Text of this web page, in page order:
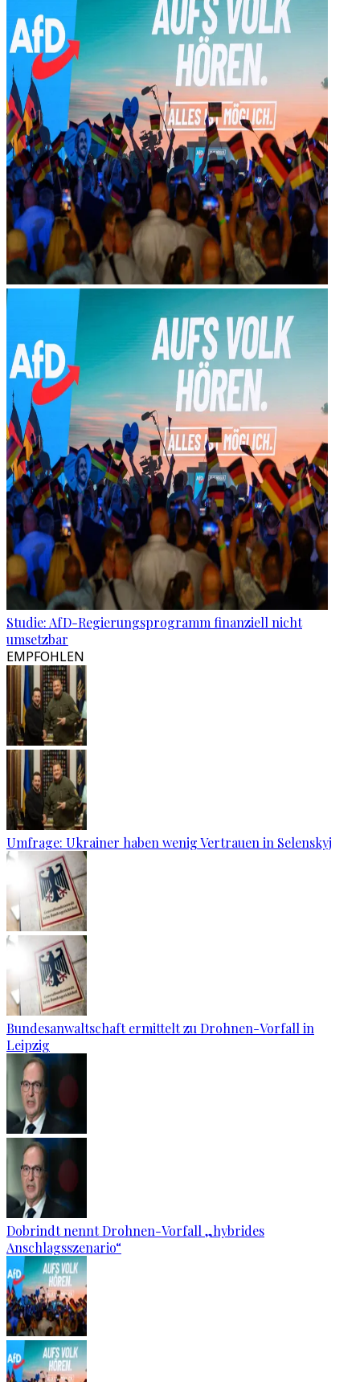
Studie: AfD-Regierungsprogramm finanziell nicht
umsetzbar
EMPFOHLEN
Umfrage: Ukrainer haben wenig Vertrauen in Selenskyj
Bundesanwaltschaft ermittelt zu Drohnen-Vorfall in
Leipzig
Dobrindt nennt Drohnen-Vorfall „hybrides
Anschlagsszenario“